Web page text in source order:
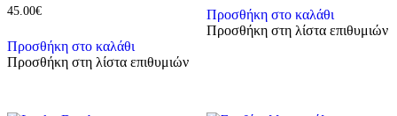
45.00€
Προσθήκη στο καλάθι
Προσθήκη στη λίστα επιθυμιών
Προσθήκη στο καλάθι
Προσθήκη στη λίστα επιθυμιών